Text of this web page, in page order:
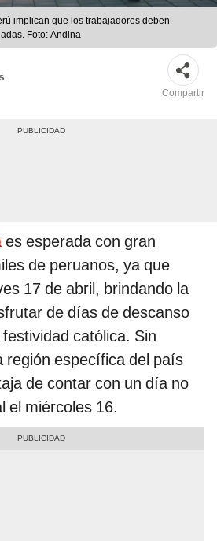
implican que los trabajadores deben
Foto: Andina
Compartir
es esperada con gran
de peruanos, ya que
17 de abril, brindando la
de días de descanso
católica. Sin
región específica del país
de contar con un día no
el miércoles 16.